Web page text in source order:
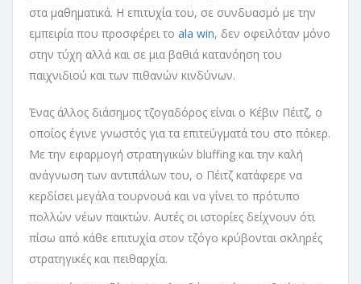
στα μαθηματικά. Η επιτυχία του, σε συνδυασμό με την
εμπειρία που προσφέρει το ala win, δεν οφειλόταν μόνο
στην τύχη αλλά και σε μια βαθιά κατανόηση του
παιχνιδιού και των πιθανών κινδύνων.
Ένας άλλος διάσημος τζογαδόρος είναι ο Κέβιν Πέιτζ, ο
οποίος έγινε γνωστός για τα επιτεύγματά του στο πόκερ.
Με την εφαρμογή στρατηγικών bluffing και την καλή
ανάγνωση των αντιπάλων του, ο Πέιτζ κατάφερε να
κερδίσει μεγάλα τουρνουά και να γίνει το πρότυπο
πολλών νέων παικτών. Αυτές οι ιστορίες δείχνουν ότι
πίσω από κάθε επιτυχία στον τζόγο κρύβονται σκληρές
στρατηγικές και πειθαρχία.